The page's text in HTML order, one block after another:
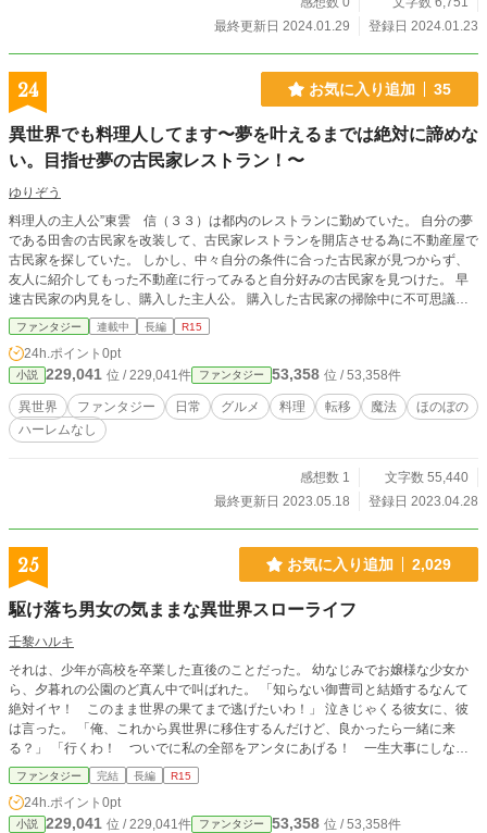
最終更新日 2024.01.29
登録日 2024.01.23
24 お気に入り追加 35
異世界でも料理人してます〜夢を叶えるまでは絶対に諦めな
い。目指せ夢の古民家レストラン！〜
ゆりぞう
料理人の主人公”東雲 信（３３）は都内のレストランに勤めていた。 自分の夢
である田舎の古民家を改装して、古民家レストランを開店させる為に不動産屋で
古民家を探していた。 しかし、中々自分の条件に合った古民家が見つからず、
友人に紹介してもった不動産に行ってみると自分好みの古民家を見つけた。 早
速古民家の内見をし、購入した主人公。 購入した古民家の掃除中に不可思議な
部屋を発見し、その扉を開くと気付いたら無人島にいた。 無事に無人島から脱
出して主人公は無事にレストランを開業する事が出来るのだろうか。 料理系フ
ァンタジーとなっています！ 基本的には私が作った料理なんかを書いていくの
で庶民的な料理が多くなりそうです。
ファンタジー 連載中 長編 R15
24h.ポイント 0pt
小説 229,041 位 / 229,041件 ファンタジー 53,358 位 / 53,358件
異世界 ファンタジー 日常 グルメ 料理 転移 魔法
ほのぼの
ハーレムなし
感想数 1
文字数 55,440
最終更新日 2023.05.18
登録日 2023.04.28
25 お気に入り追加 2,029
駆け落ち男女の気ままな異世界スローライフ
壬黎ハルキ
それは、少年が高校を卒業した直後のことだった。 幼なじみでお嬢様な少女か
ら、夕暮れの公園のど真ん中で叫ばれた。 「知らない御曹司と結婚するなんて
絶対イヤ！ このまま世界の果てまで逃げたいわ！」 泣きじゃくる彼女に、彼
は言った。 「俺、これから異世界に移住するんだけど、良かったら一緒に来
る？」 「行くわ！ ついでに私の全部をアンタにあげる！ 一生大事にしなさ
いよね！」 そんな感じで駆け落ちした二人が、異世界でのんびりと暮らしてい
く物語。 ※2019年10月、完結しました。 ※小説家になろう、カクヨムにも公開
しています。
ファンタジー 完結 長編 R15
24h.ポイント 0pt
小説 229,041 位 / 229,041件 ファンタジー 53,358 位 / 53,358件